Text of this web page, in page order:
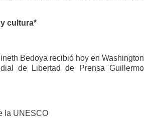
cultura*
Bedoya recibió hoy en Washington
de Libertad de Prensa Guillermo
la UNESCO